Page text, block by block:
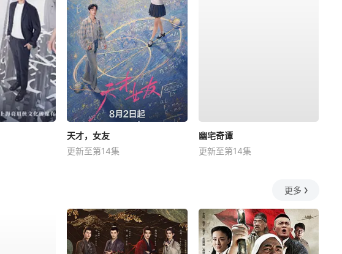
天才，女友
更新至第14集
幽宅奇谭
更新至第14集
更多